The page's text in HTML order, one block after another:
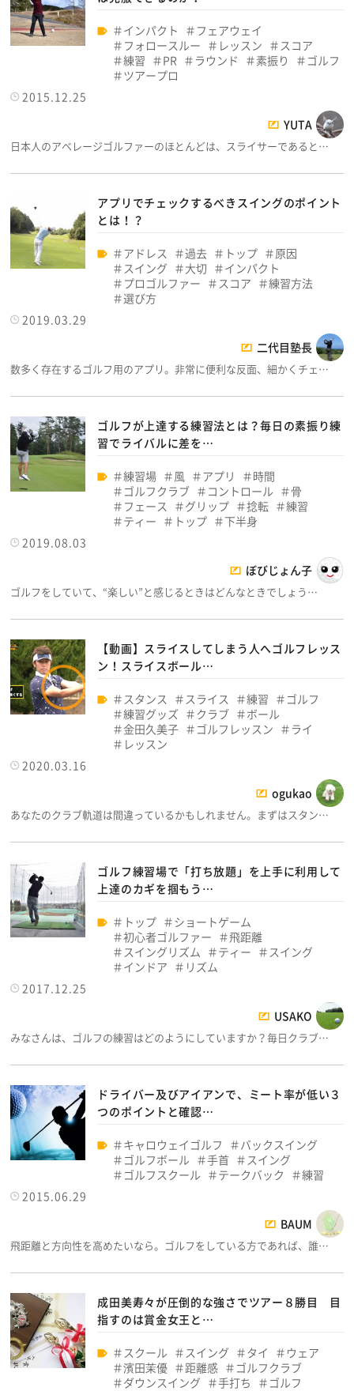
インパクト
フェアウェイ
フォロースルー
レッスン
スコア
練習
PR ラウンド 素振り
ゴルフ
ツアープロ
2015.12.25
YUTA
日本人のアベレージゴルファーのほとんどは、スライサーであると…
アプリでチェックするべきスイングのポイント
とは！？
アドレス 過去 トップ
原因
スイング
大切
インパクト
プロゴルファー
スコア
練習方法
選び方
2019.03.29
二代目塾長
数多く存在するゴルフ用のアプリ。非常に便利な反面、細かくチェ…
ゴルフが上達する練習法とは？毎日の素振り練
習でライバルに差を…
練習場 風 アプリ
時間
ゴルフクラブ
コントロール
骨
フェース
グリップ 捻転
練習
ティー
トップ
下半身
2019.08.03
ぼびじょん子
ゴルフをしていて、“楽しい”と感じるときはどんなときでしょう…
【動画】スライスしてしまう人へゴルフレッス
ン！スライスボール…
スタンス スライス 練習
ゴルフ
練習グッズ
クラブ
ボール
金田久美子
ゴルフレッスン
ライ
レッスン
2020.03.16
ogukao
あなたのクラブ軌道は間違っているかもしれません。まずはスタン…
ゴルフ練習場で「打ち放題」を上手に利用して
上達のカギを掴もう…
トップ
ショートゲーム
初心者ゴルファー
飛距離
スイングリズム
ティー
スイング
インドア
リズム
2017.12.25
USAKO
みなさんは、ゴルフの練習はどのようにしていますか？毎日クラブ…
ドライバー及びアイアンで、ミート率が低い３
つのポイントと確認…
キャロウェイゴルフ
バックスイング
ゴルフボール
手首
スイング
ゴルフスクール
テークバック
練習
2015.06.29
BAUM
飛距離と方向性を高めたいなら。ゴルフをしている方であれば、誰…
成田美寿々が圧倒的な強さでツアー８勝目 目
指すのは賞金女王と…
スクール スイング タイ
ウェア
濱田茉優
距離感
ゴルフクラブ
ダウンスイング
手打ち
ゴルフ